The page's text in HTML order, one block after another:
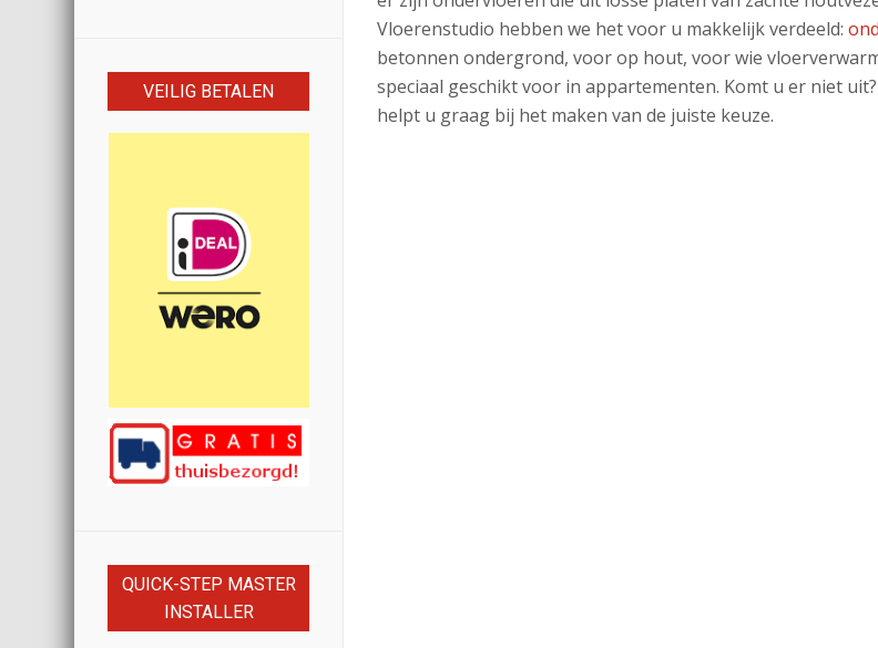
Vloerenstudio hebben we het voor u makkelijk verdeeld:
betonnen ondergrond, voor op hout, voor wie
speciaal geschikt voor in appartementen. Komt u er niet
helpt u graag bij het maken van de juiste keuze.
VEILIG BETALEN
QUICK-STEP MASTER
INSTALLER